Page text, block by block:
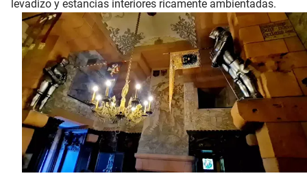
levadizo y estancias interiores ricamente ambientadas.